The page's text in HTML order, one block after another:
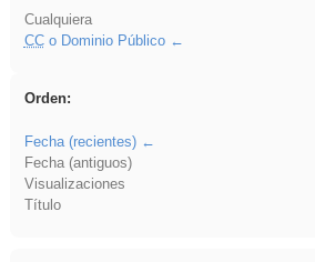
Cualquiera
CCo Dominio Público
Orden:
Fecha (recientes)
Fecha (antiguos)
Visualizaciones
Título